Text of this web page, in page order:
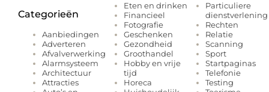
Categorieën
Aanbiedingen
Adverteren
Afvalverwerking
Alarmsysteem
Architectuur
Attracties
Eten en drinken
Financieel
Fotografie
Geschenken
Gezondheid
Groothandel
Hobby en vrije
tijd
Horeca
Particuliere
dienstverlening
Rechten
Relatie
Scanning
Sport
Startpaginas
Telefonie
Testing